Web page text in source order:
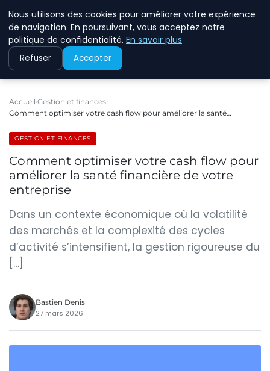
ECOMMCODE2
Accueil Gestion et finances
Comment optimiser votre cash flow pour améliorer la santé…
GESTION ET FINANCES
Comment optimiser votre cash flow pour
améliorer la santé financière de votre
entreprise
Dans un contexte économique où la volatilité
des marchés et la complexité des cycles
d’activité s’intensifient, la gestion rigoureuse du
[…]
Bastien Denis
27 mars 2026
Nous utilisons des cookies pour améliorer votre expérience
de navigation. En poursuivant, vous acceptez notre
politique de confidentialité. En savoir plus
Refuser Accepter